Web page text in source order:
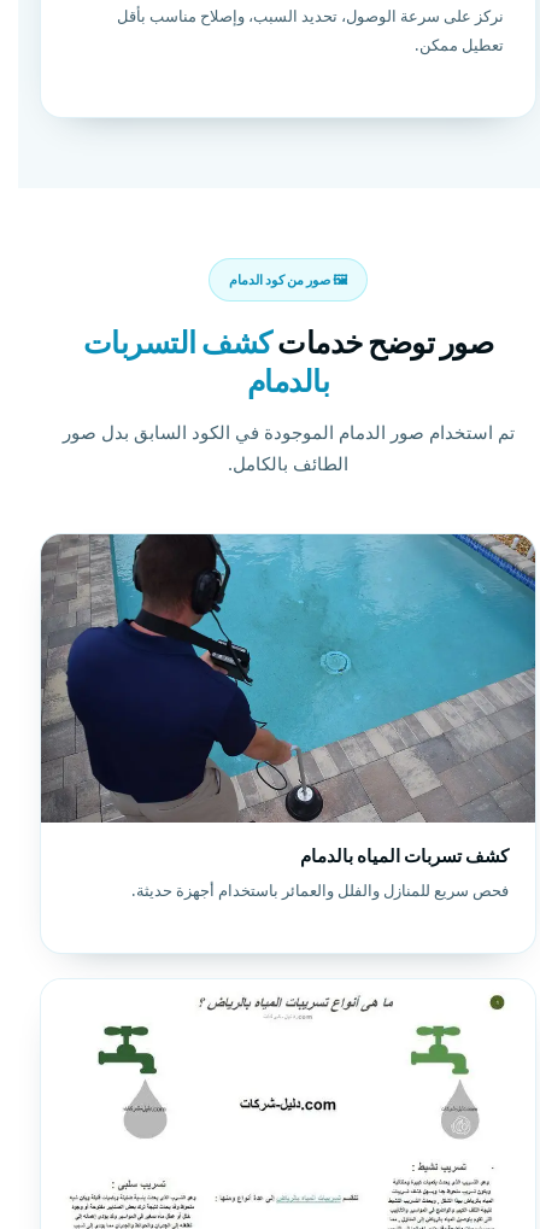
نركز على سرعة الوصول، تحديد السبب، وإصلاح مناسب بأقل
تعطيل ممكن.
🖼️ صور من كود الدمام
صور توضح خدماتكشف التسربات
بالدمام
تم استخدام صور الدمام الموجودة في الكود السابق بدل صور
الطائف بالكامل.
كشف تسربات المياه بالدمام
فحص سريع للمنازل والفلل والعمائر باستخدام أجهزة حديثة.